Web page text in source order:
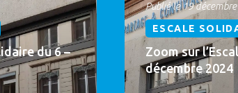
du 6 –
Publié le 19
ESCALE
Zoom sur
décembre 2024